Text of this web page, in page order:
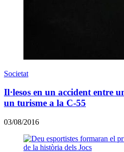
Societat
Il·lesos en un accident entre
un turisme a la C-55
03/08/2016